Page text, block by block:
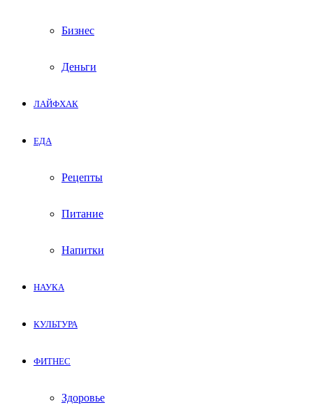
Бизнес
Деньги
ЛАЙФХАК
ЕДА
Рецепты
Питание
Напитки
НАУКА
КУЛЬТУРА
ФИТНЕС
Здоровье